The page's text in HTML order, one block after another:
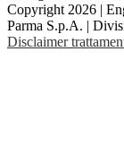
Copyright 2026 |
Parma S.p.A. |
Disclaimer